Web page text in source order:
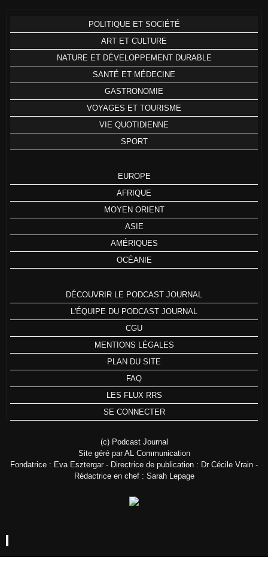
POLITIQUE ET SOCIÉTÉ
ART ET CULTURE
NATURE ET DÉVELOPPEMENT DURABLE
SANTÉ ET MÉDECINE
GASTRONOMIE
VOYAGES ET TOURISME
VIE QUOTIDIENNE
SPORT
EUROPE
AFRIQUE
MOYEN ORIENT
ASIE
AMÉRIQUES
OCÉANIE
DÉCOUVRIR LE PODCAST JOURNAL
L'ÉQUIPE DU PODCAST JOURNAL
CGU
MENTIONS LÉGALES
PLAN DU SITE
FAQ
LES FLUX RRS
SE CONNECTER
(c) Podcast Journal
Site géré par AL Communication
Fondatrice : Eva Esztergar - Directrice de publication : Dr Cécile Vrain -
Rédactrice en chef : Sarah Lepage